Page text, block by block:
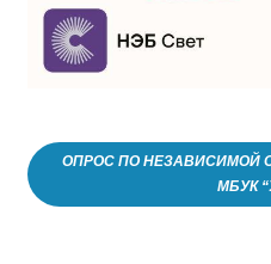
ОПРОС ПО НЕЗАВИСИМОЙ
МБУК